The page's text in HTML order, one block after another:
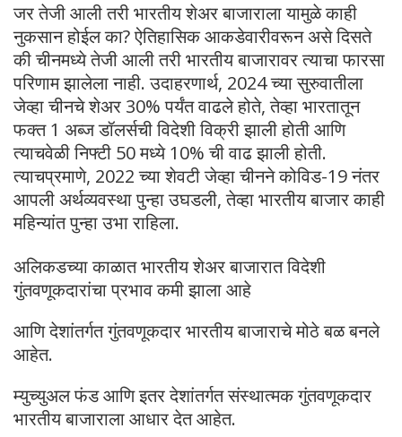
जर तेजी आली तरी भारतीय शेअर बाजाराला यामुळे काही
नुकसान होईल का? ऐतिहासिक आकडेवारीवरून असे दिसते
की चीनमध्ये तेजी आली तरी भारतीय बाजारावर त्याचा फारसा
परिणाम झालेला नाही. उदाहरणार्थ, 2024 च्या सुरुवातीला
जेव्हा चीनचे शेअर 30% पर्यंत वाढले होते, तेव्हा भारतातून
फक्त 1 अब्ज डॉलर्सची विदेशी विक्री झाली होती आणि
त्याचवेळी निफ्टी 50 मध्ये 10% ची वाढ झाली होती.
त्याचप्रमाणे, 2022 च्या शेवटी जेव्हा चीनने कोविड-19 नंतर
आपली अर्थव्यवस्था पुन्हा उघडली, तेव्हा भारतीय बाजार काही
महिन्यांत पुन्हा उभा राहिला.
अलिकडच्या काळात भारतीय शेअर बाजारात विदेशी
गुंतवणूकदारांचा प्रभाव कमी झाला आहे
आणि देशांतर्गत गुंतवणूकदार भारतीय बाजाराचे मोठे बळ बनले
आहेत.
म्युच्युअल फंड आणि इतर देशांतर्गत संस्थात्मक गुंतवणूकदार
भारतीय बाजाराला आधार देत आहेत.